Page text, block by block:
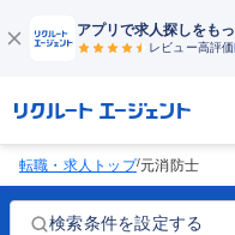
アプリで求人探しをも
レビュー高評価
転職・求人トップ/元消防士
検索条件を設定する